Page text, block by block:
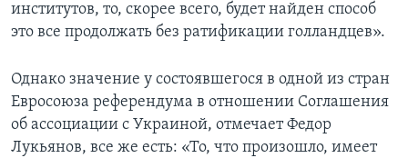
институтов, то, скорее всего, будет найден способ
это все продолжать без ратификации голландцев».
Однако значение у состоявшегося в одной из стран
Евросоюза референдума в отношении Соглашения
об ассоциации с Украиной, отмечает Федор
Лукьянов, все же есть: «То, что произошло, имеет